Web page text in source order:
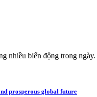
nhiều biến động trong
prosperous global future